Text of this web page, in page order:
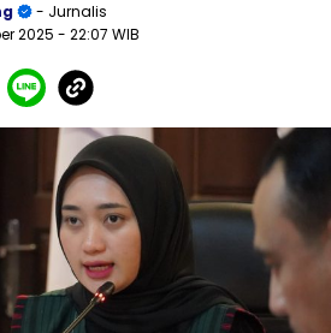
- Jurnalis
2025 - 22:07 WIB